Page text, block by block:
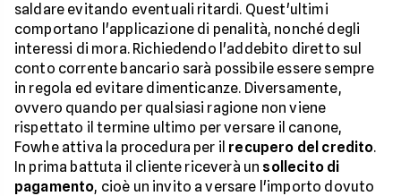
saldare evitando eventuali ritardi. Quest'ultimi
comportano l'applicazione di penalità, nonché degli
interessi di mora. Richiedendo l'addebito diretto sul
conto corrente bancario sarà possibile essere sempre
in regola ed evitare dimenticanze. Diversamente,
ovvero quando per qualsiasi ragione non viene
rispettato il termine ultimo per versare il canone,
Fowhe attiva la procedura per il recupero del credito.
In prima battuta il cliente riceverà un sollecito di
pagamento, cioè un invito a versare l'importo dovuto